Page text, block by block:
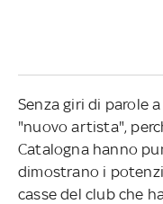
Senza giri di parole
"nuovo artista",
Catalogna hanno
dimostrano i
casse del club che